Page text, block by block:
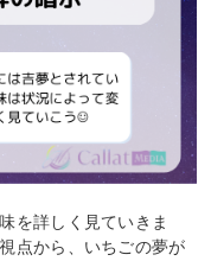
を詳しく見ていきま
点から、いちごの夢が